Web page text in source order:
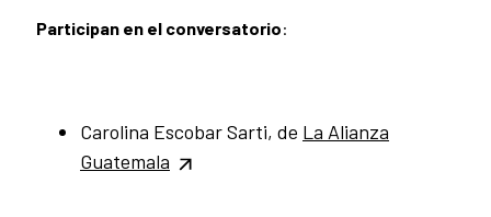
Participan en el conversatorio:
Carolina Escobar Sarti, de La Alianza
Guatemala